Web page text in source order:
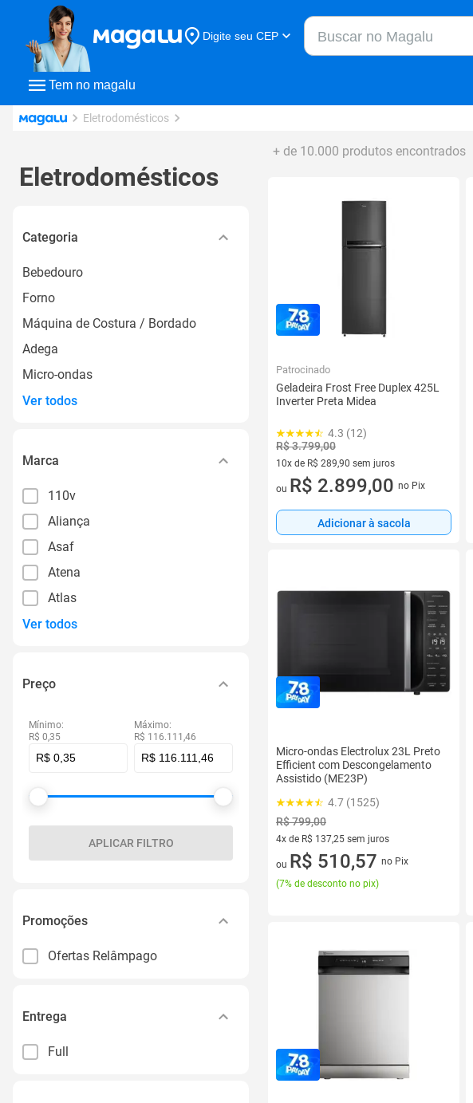
Tem no magalu
Digite seu CEP
Buscar no Magalu
Eletrodomésticos
Eletrodomésticos
Categoria
Bebedouro
Forno
Máquina de Costura / Bordado
Adega
Micro-ondas
Ver todos
Marca
110v
Aliança
Asaf
Atena
Atlas
Ver todos
Preço
Mínimo:
R$ 0,35
Máximo:
R$ 116.111,46
APLICAR FILTRO
Promoções
Ofertas Relâmpago
Entrega
Full
+ de 10.000 produtos encontrados
Patrocinado
Geladeira Frost Free Duplex 425L
Inverter Preta Midea
4.3 (12)
R$ 3.799,00
10x de R$ 289,90 sem juros
10 vez de R$ 289,90 sem juros
ou R$ 2.899,00 no Pix
Adicionar à sacola
Micro-ondas Electrolux 23L Preto
Efficient com Descongelamento
Assistido (ME23P)
4.7 (1525)
R$ 799,00
4x de R$ 137,25 sem juros
4 vez de R$ 137,25 sem juros
ou R$ 510,57 no Pix
(7% de desconto no pix)